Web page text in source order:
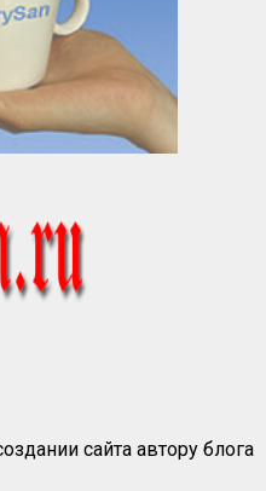
сайта автору блога